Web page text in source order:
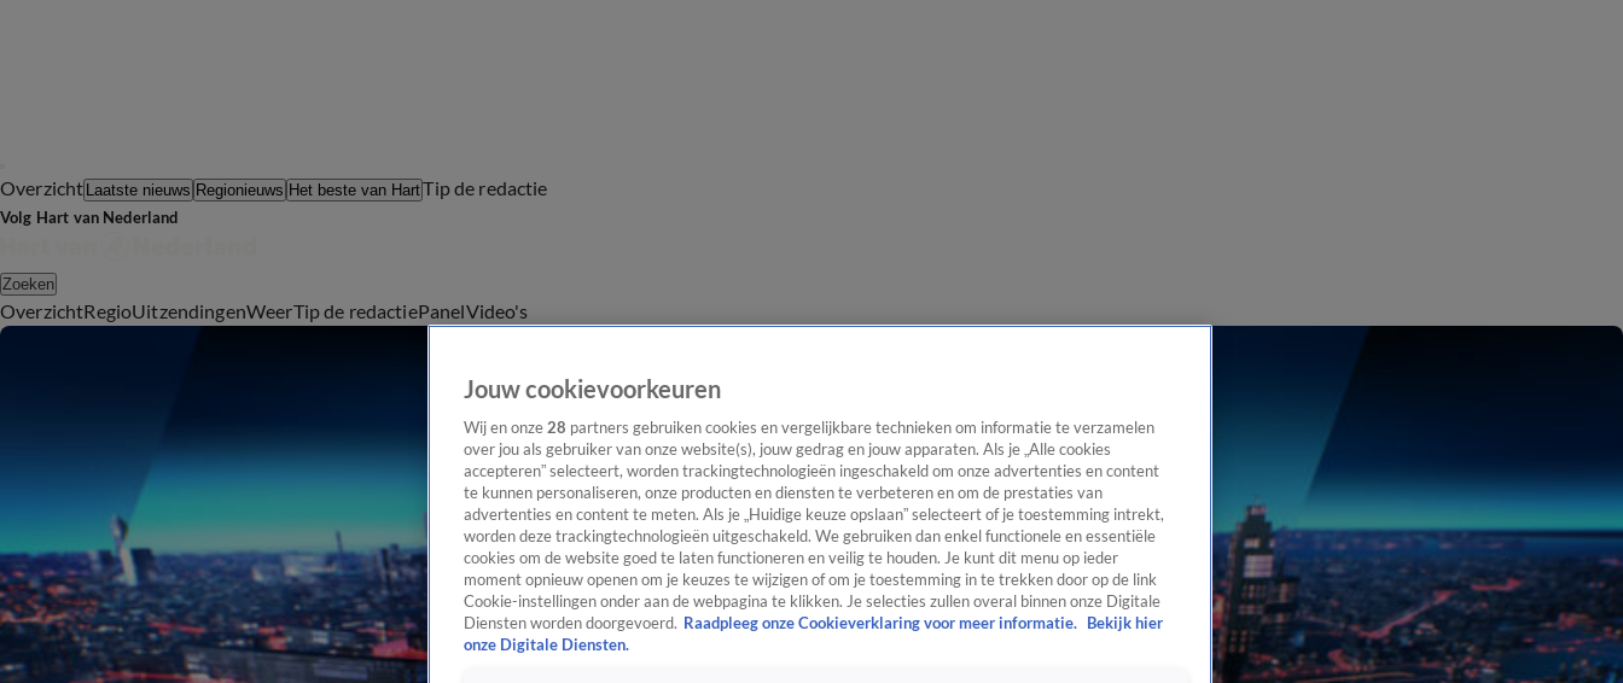
Overzicht Laatste nieuws Regionieuws Het beste van HartTip de redactie
Volg Hart van Nederland
Zoeken
OverzichtRegioUitzendingenWeerTip de redactiePanelVideo's
Jouw cookievoorkeuren
Wij en onze 28 partners gebruiken cookies en vergelijkbare technieken om informatie te verzamelen
over jou als gebruiker van onze website(s), jouw gedrag en jouw apparaten. Als je „Alle cookies
accepteren” selecteert, worden trackingtechnologieën ingeschakeld om onze advertenties en content
te kunnen personaliseren, onze producten en diensten te verbeteren en om de prestaties van
advertenties en content te meten. Als je „Huidige keuze opslaan” selecteert of je toestemming intrekt,
worden deze trackingtechnologieën uitgeschakeld. We gebruiken dan enkel functionele en essentiële
cookies om de website goed te laten functioneren en veilig te houden. Je kunt dit menu op ieder
moment opnieuw openen om je keuzes te wijzigen of om je toestemming in te trekken door op de link
Cookie-instellingen onder aan de webpagina te klikken. Je selecties zullen overal binnen onze Digitale
Diensten worden doorgevoerd. Raadpleeg onze Cookieverklaring voor meer informatie.
Bekijk hier
onze Digitale Diensten.